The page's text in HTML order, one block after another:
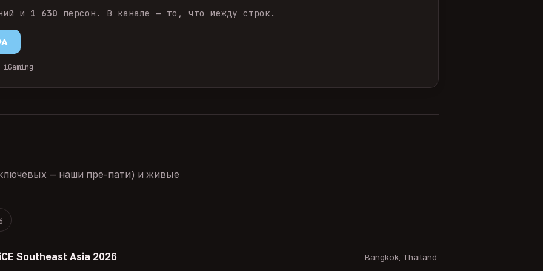
и 1 630 персон. В канале — то, что между строк.
— наши пре-пати) и живые
Southeast Asia 2026 Bangkok, Thailand